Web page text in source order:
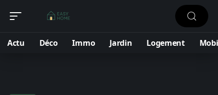
Actu Déco Immo Jardin Logement